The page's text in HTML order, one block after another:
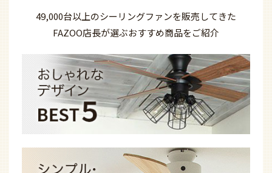
49,000台以上のシーリングファンを販売してきた
FAZOO店長が選ぶおすすめ商品をご紹介